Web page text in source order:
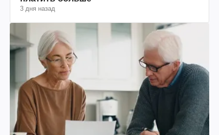
3 дня назад